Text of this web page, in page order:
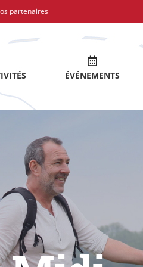
partenaires
ÉVÉNEMENTS